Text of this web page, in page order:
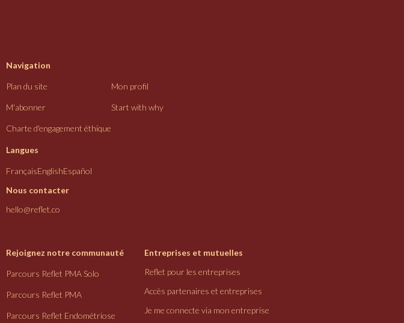
Navigation
Plan du site Mon profil
M'abonner Start with why
Charte d'engagement éthique
Langues
FrançaisEnglishEspañol
Nous contacter
hello@reflet.co
Rejoignez notre communauté
Parcours Reflet PMA Solo
Parcours Reflet PMA
Parcours Reflet Endométriose
Entreprises et mutuelles
Reflet pour les entreprises
Accès partenaires et entreprises
Je me connecte via mon entreprise